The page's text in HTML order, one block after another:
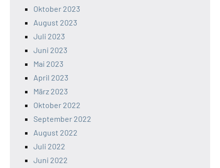
Oktober 2023
August 2023
Juli 2023
Juni 2023
Mai 2023
April 2023
März 2023
Oktober 2022
September 2022
August 2022
Juli 2022
Juni 2022